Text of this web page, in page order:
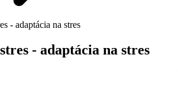
- adaptácia na stres
- adaptácia na stres